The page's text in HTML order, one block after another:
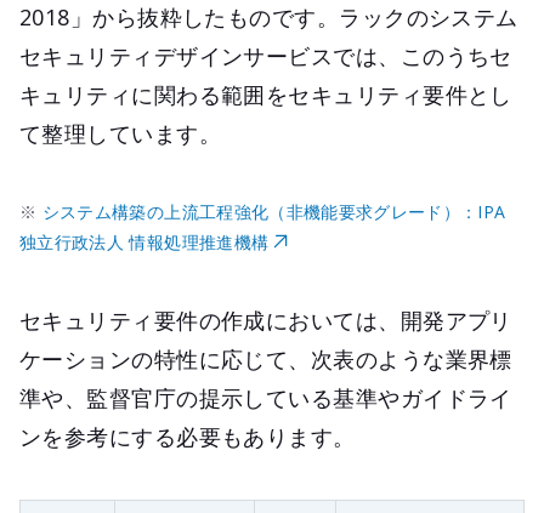
2018」から抜粋したものです。ラックのシステム
セキュリティデザインサービスでは、このうちセ
キュリティに関わる範囲をセキュリティ要件とし
て整理しています。
※ システム構築の上流工程強化（非機能要求グレード）：IPA
独立行政法人 情報処理推進機構
セキュリティ要件の作成においては、開発アプリ
ケーションの特性に応じて、次表のような業界標
準や、監督官庁の提示している基準やガイドライ
ンを参考にする必要もあります。